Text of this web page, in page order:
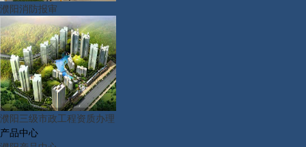
濮阳消防报审
濮阳三级市政工程资质办理
产品中心